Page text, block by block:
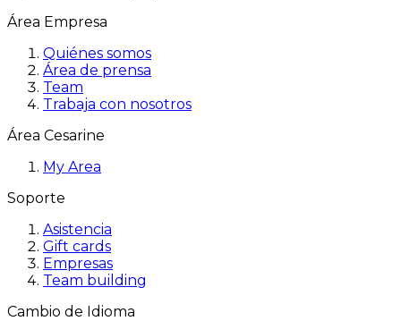
Área Empresa
Quiénes somos
Área de prensa
Team
Trabaja con nosotros
Área Cesarine
My Area
Soporte
Asistencia
Gift cards
Empresas
Team building
Cambio de Idioma